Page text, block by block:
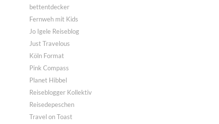
bettentdecker
Fernweh mit Kids
Jo Igele Reiseblog
Just Travelous
Köln Format
Pink Compass
Planet Hibbel
Reiseblogger Kollektiv
Reisedepeschen
Travel on Toast